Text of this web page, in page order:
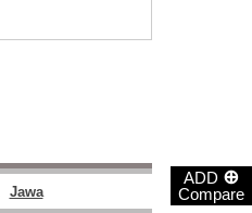
ADD ⊕
Compare
Jawa